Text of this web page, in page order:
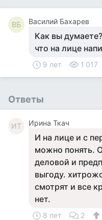
ВБ Василий Бахарев
Как вы
что на лице
9 лет 1 017
Ответы
ИТ Ирина Ткач
И на лице и с
можно понять.
деловой и
выгоду.
смотрят и все
нет.
8 лет 2